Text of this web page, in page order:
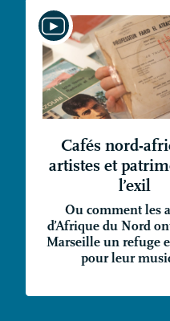
Cafés nord-
artistes et
l’exil
Ou comment les
d’Afrique du Nord
Marseille un refuge
pour leur